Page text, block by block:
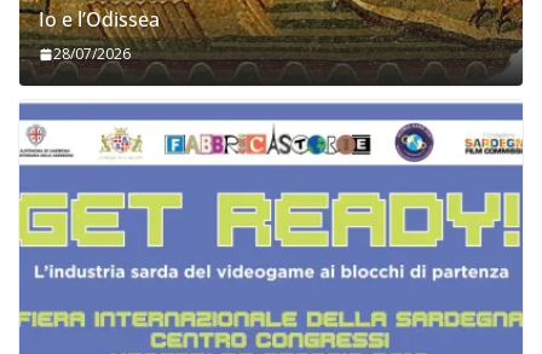
Io e l’Odissea
28/07/2026